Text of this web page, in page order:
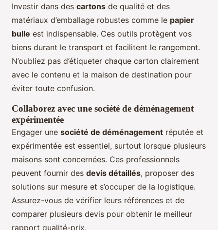
Investir dans des cartons de qualité et des
matériaux d’emballage robustes comme le papier
bulle est indispensable. Ces outils protègent vos
biens durant le transport et facilitent le rangement.
N’oubliez pas d’étiqueter chaque carton clairement
avec le contenu et la maison de destination pour
éviter toute confusion.
Collaborez avec une société de déménagement
expérimentée
Engager une société de déménagement réputée et
expérimentée est essentiel, surtout lorsque plusieurs
maisons sont concernées. Ces professionnels
peuvent fournir des devis détaillés, proposer des
solutions sur mesure et s’occuper de la logistique.
Assurez-vous de vérifier leurs références et de
comparer plusieurs devis pour obtenir le meilleur
rapport qualité-prix.